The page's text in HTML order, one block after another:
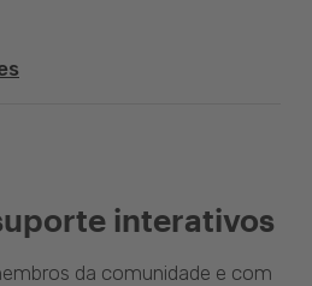
interativos
da comunidade e com